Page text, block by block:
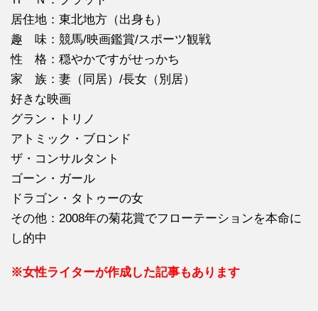
居住地：東北地方（出身も）
趣 味：競馬/映画鑑賞/スポーツ観戦
性 格：穏やかですがせっかち
家 族：妻（同居）/長女（別居）
好きな映画
グラン・トリノ
アトミック・ブロンド
ザ・コンサルタント
ゴーン・ガール
ドラゴン・タトゥーの女
その他：2008年の菊花賞でフローテーションを本命に
し的中
※女性ライターが作成した記事もあります